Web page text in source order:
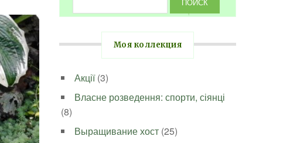
Моя коллекция
Акції(3)
Власне розведення: спорти, сіянці
(8)
Выращивание хост (25)